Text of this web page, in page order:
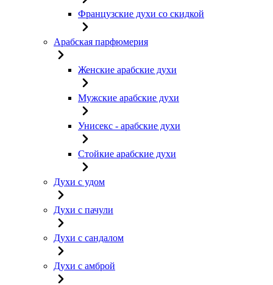
Французские духи со скидкой
Арабская парфюмерия
Женские арабские духи
Мужские арабские духи
Унисекс - арабские духи
Стойкие арабские духи
Духи с удом
Духи с пачули
Духи с сандалом
Духи с амброй